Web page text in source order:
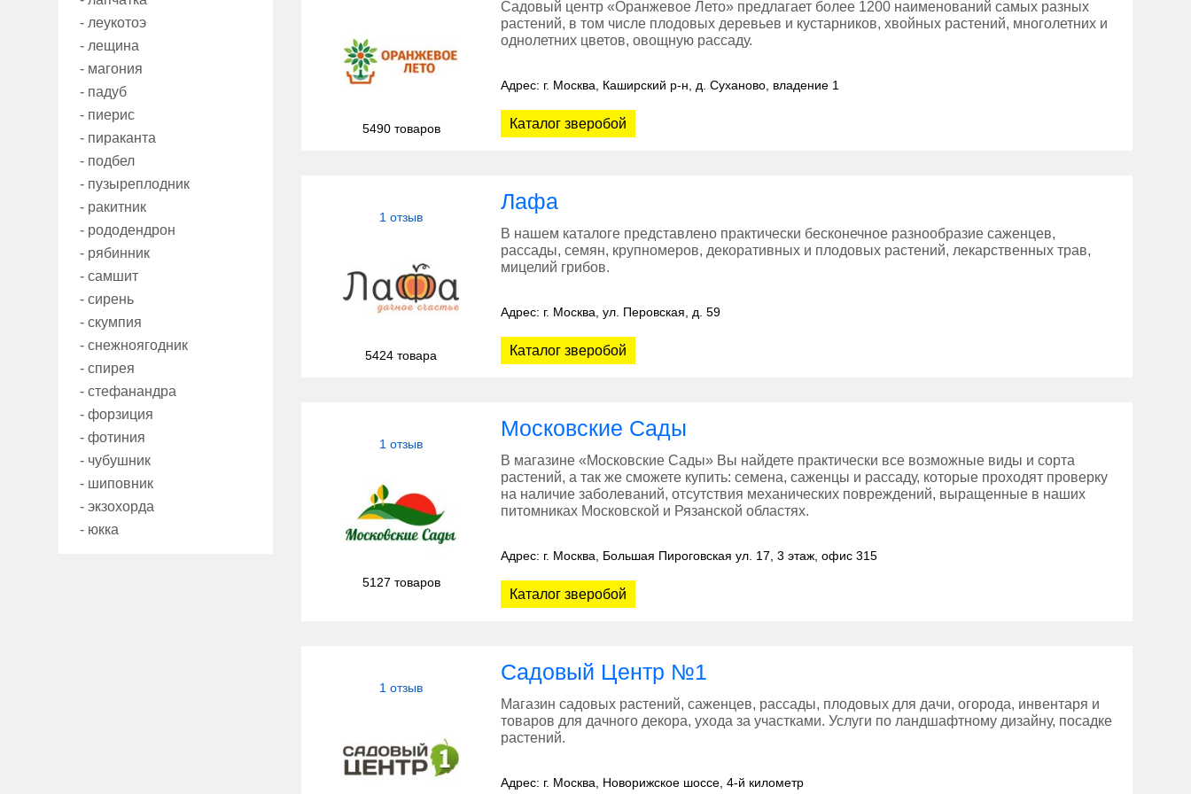
- леукотоэ
- лещина
- магония
- падуб
- пиерис
- пираканта
- подбел
- пузыреплодник
- ракитник
- рододендрон
- рябинник
- самшит
- сирень
- скумпия
- снежноягодник
- спирея
- стефанандра
- форзиция
- фотиния
- чубушник
- шиповник
- экзохорда
- юкка
5490 товаров
Садовый центр «Оранжевое Лето» предлагает более 1200 наименований самых разных
растений, в том числе плодовых деревьев и кустарников, хвойных растений, многолетних и
однолетних цветов, овощную рассаду.
Адрес: г. Москва, Каширский р-н, д. Суханово, владение 1
Каталог зверобой
1 отзыв
5424 товара
Лафа
В нашем каталоге представлено практически бесконечное разнообразие саженцев,
рассады, семян, крупномеров, декоративных и плодовых растений, лекарственных трав,
мицелий грибов.
Адрес: г. Москва, ул. Перовская, д. 59
Каталог зверобой
1 отзыв
5127 товаров
Московские Сады
В магазине «Московские Сады» Вы найдете практически все возможные виды и сорта
растений, а так же сможете купить: семена, саженцы и рассаду, которые проходят проверку
на наличие заболеваний, отсутствия механических повреждений, выращенные в наших
питомниках Московской и Рязанской областях.
Адрес: г. Москва, Большая Пироговская ул. 17, 3 этаж, офис 315
Каталог зверобой
1 отзыв
Садовый Центр №1
Магазин садовых растений, саженцев, рассады, плодовых для дачи, огорода, инвентаря и
товаров для дачного декора, ухода за участками. Услуги по ландшафтному дизайну, посадке
растений.
Адрес: г. Москва, Новорижское шоссе, 4-й километр